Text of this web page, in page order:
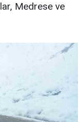
Medrese ve